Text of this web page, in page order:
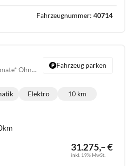
Fahrzeugnummer: 40714
Endurance *VORLAUF* 175,-€ monatlich* 36 Monate* Ohne Kilometerbegrenzung*
31.275,– €
inkl. 19% MwSt.
Kraftstoff:
Elektro
Kilometerstand:
10 km
Fahrzeug parken